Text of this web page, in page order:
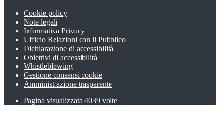
Cookie policy
Note legali
Informativa Privacy
Ufficio Relazioni con il Pubblico
Dichiarazione di accessibilità
Obiettivi di accessibilità
Whistleblowing
Gestione consensi cookie
Amministrazione trasparente
Pagina visualizzata 4039 volte